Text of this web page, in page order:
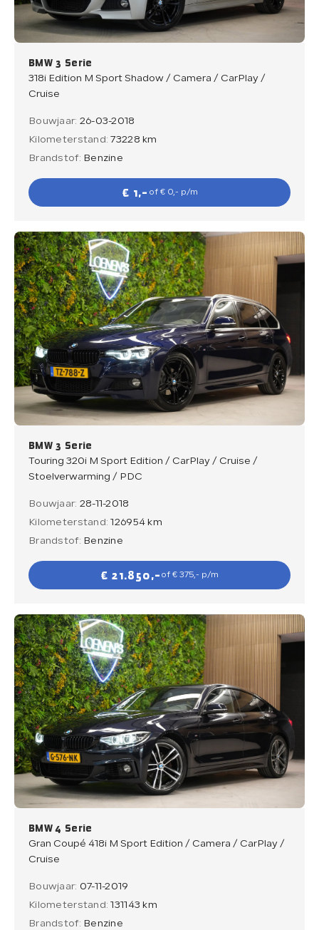
BMW 3 Serie
318i Edition M Sport Shadow / Camera / CarPlay /
Cruise
Bouwjaar: 26-03-2018
Kilometerstand:73228 km
Brandstof: Benzine
€ 1,- of € 0,- p/m
BMW 3 Serie
Touring 320i M Sport Edition / CarPlay / Cruise /
Stoelverwarming / PDC
Bouwjaar: 28-11-2018
Kilometerstand:126954 km
Brandstof: Benzine
€ 21.850,- of € 375,- p/m
BMW 4 Serie
Gran Coupé 418i M Sport Edition / Camera / CarPlay /
Cruise
Bouwjaar: 07-11-2019
Kilometerstand:131143 km
Brandstof: Benzine